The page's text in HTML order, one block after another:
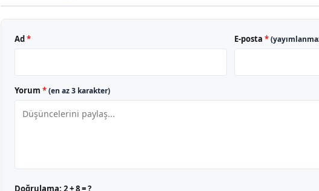
Ad* E-posta *
Yorum *(en az 3 karakter)
Doğrulama: 2 + 8 = ?